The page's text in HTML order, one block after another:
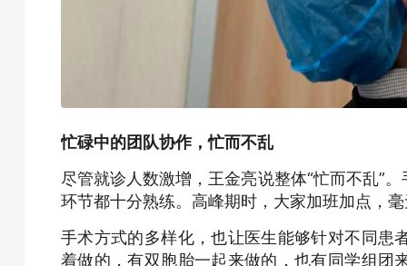
忙碌中的团队协作，忙而不乱
尽管就诊人数激增，王金亮说整体“忙而不乱”
环节都十分熟练。高峰期时，大家加班加点，
手术方式的多样化，也让医生能够针对不同患
着做的，有双胞胎一起来做的，也有同学组团